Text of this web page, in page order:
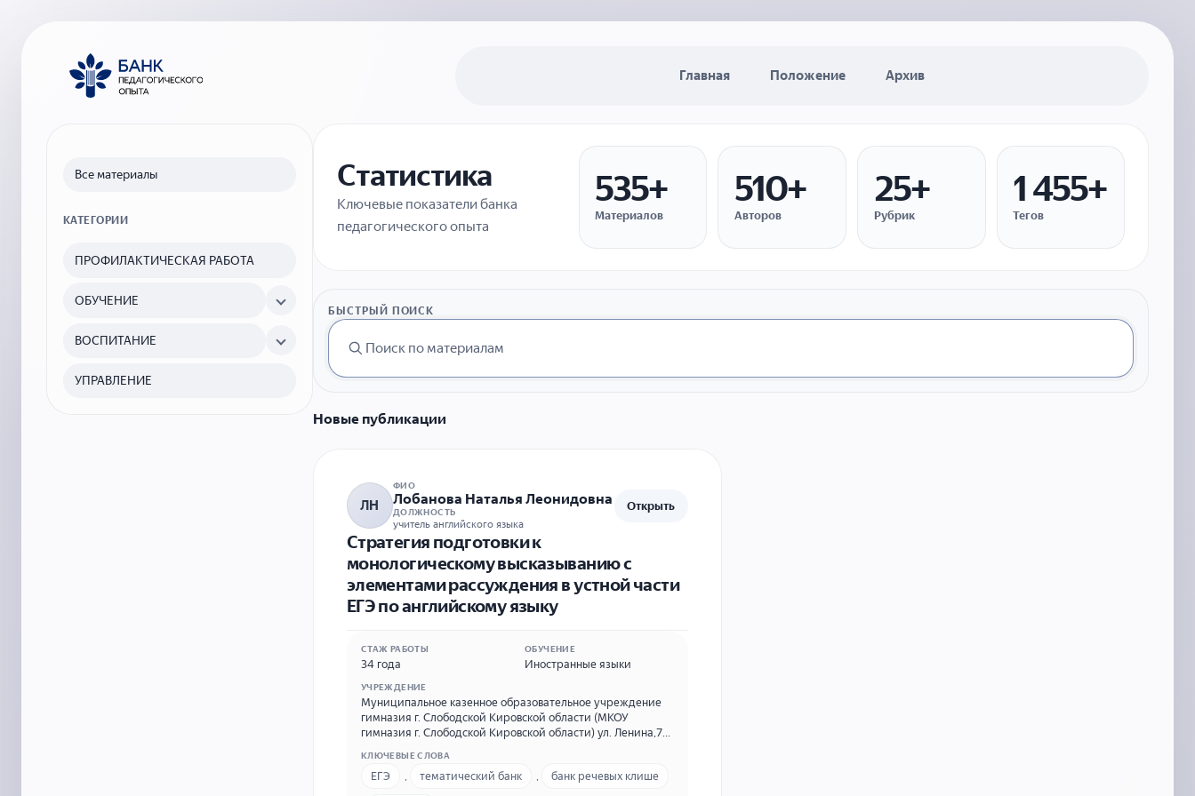
Главная Положение Архив
Все материалы
КАТЕГОРИИ
ПРОФИЛАКТИЧЕСКАЯ РАБОТА
ОБУЧЕНИЕ
ВОСПИТАНИЕ
УПРАВЛЕНИЕ
Статистика
Ключевые показатели банка
педагогического опыта
535+
Материалов
510+
Авторов
25+
Рубрик
1 455+
Тегов
БЫСТРЫЙ ПОИСК
Новые публикации
ЛН
ФИО
Лобанова Наталья Леонидовна
ДОЛЖНОСТЬ
учитель английского языка
Открыть
Стратегия подготовки к
монологическому высказыванию с
элементами рассуждения в устной части
ЕГЭ по английскому языку
СТАЖ РАБОТЫ
34 года
ОБУЧЕНИЕ
Иностранные языки
УЧРЕЖДЕНИЕ
Муниципальное казенное образовательное учреждение
гимназия г. Слободской Кировской области (МКОУ
гимназия г. Слободской Кировской области) ул. Ленина,77
КЛЮЧЕВЫЕ СЛОВА
ЕГЭ тематический банк банк речевых клише